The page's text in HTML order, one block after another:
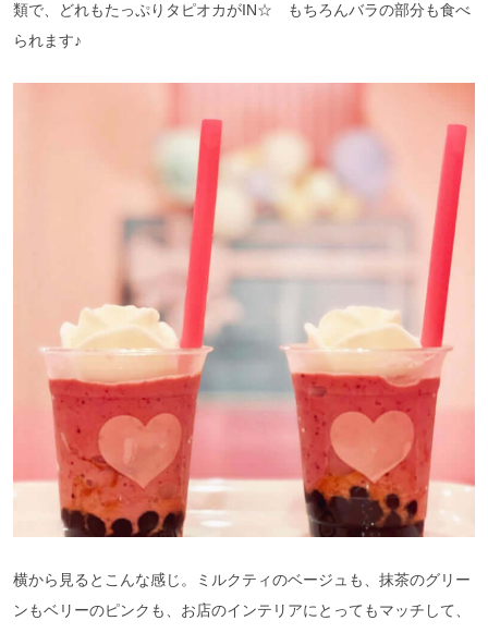
類で、どれもたっぷりタピオカがIN☆ もちろんバラの部分も食べ
られます♪
横から見るとこんな感じ。ミルクティのベージュも、抹茶のグリー
ンもベリーのピンクも、お店のインテリアにとってもマッチして、